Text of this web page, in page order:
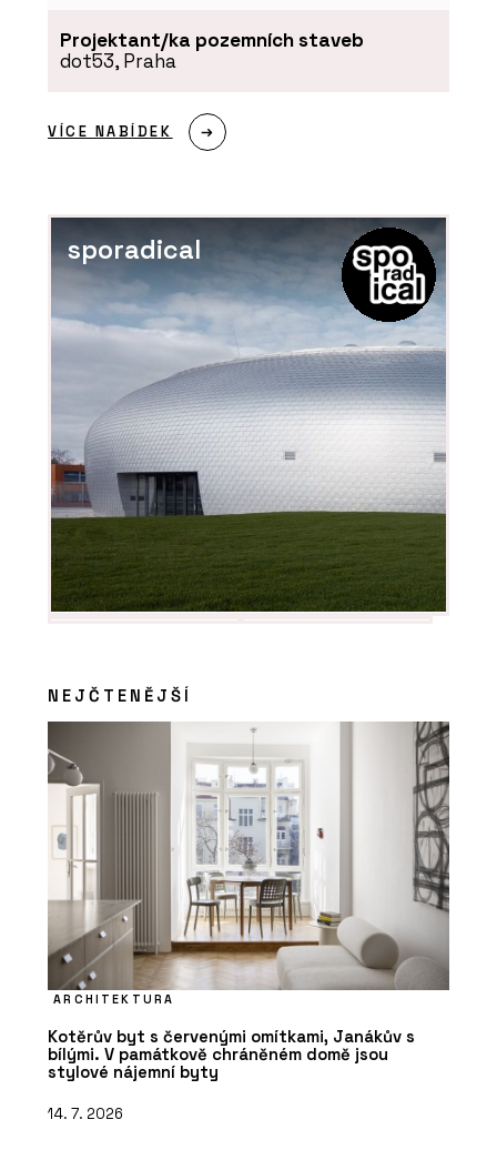
Projektant/ka pozemních staveb
dot53, Praha
VÍCE NABÍDEK
sporadical
NEJČTENĚJŠÍ
ARCHITEKTURA
Kotěrův byt s červenými omítkami, Janákův s
bílými. V památkově chráněném domě jsou
stylové nájemní byty
14. 7. 2026